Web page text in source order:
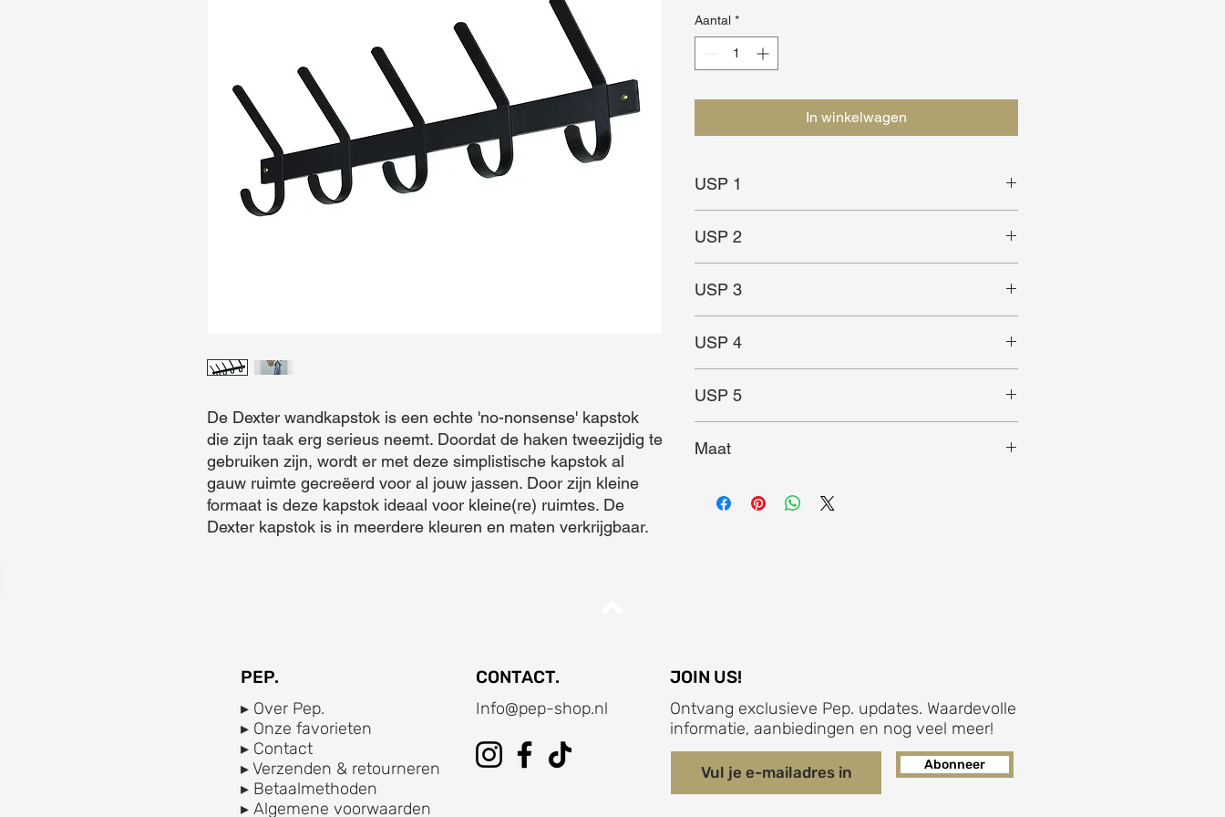
De Dexter wandkapstok is een echte 'no-nonsense' kapstok
die zijn taak erg serieus neemt. Doordat de haken tweezijdig te
gebruiken zijn, wordt er met deze simplistische kapstok al
gauw ruimte gecreëerd voor al jouw jassen. Door zijn kleine
formaat is deze kapstok ideaal voor kleine(re) ruimtes. De
Dexter kapstok is in meerdere kleuren en maten verkrijgbaar.
Aantal *
In winkelwagen
USP 1
USP 2
USP 3
USP 4
USP 5
Maat
PEP. CONTACT. JOIN US!
▸ Over Pep.
▸ Onze favorieten
▸ Contact
▸ Verzenden & retourneren
▸ Betaalmethoden
▸ Algemene voorwaarden
Info@pep-shop.nl
Abonneer
Ontvang exclusieve Pep. updates. Waardevolle
informatie, aanbiedingen en nog veel meer!